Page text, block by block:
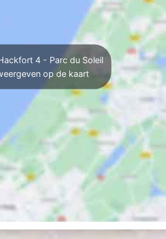
4 - Parc du Soleil
op de kaart